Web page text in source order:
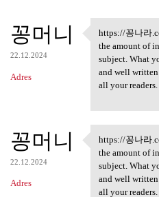
K
o
m
e
a
r
z
꽁머니
22.12.2024
Adres
https://꽁나
https://꽁나라
the amount of
subject. What
and well
all your
꽁머니
22.12.2024
Adres
https://꽁나
https://꽁나라
the amount of
subject. What
and well
all your